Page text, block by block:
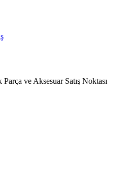
ve Aksesuar Satış Noktası